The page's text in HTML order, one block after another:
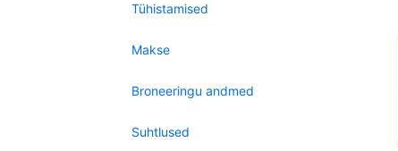
Tühistamised
Makse
Broneeringu andmed
Suhtlused